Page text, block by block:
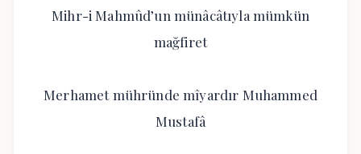
Mihr-i Mahmûd’un münâcâtıyla mümkün
mağfiret
Merhamet mühründe mîyardır Muhammed
Mustafâ